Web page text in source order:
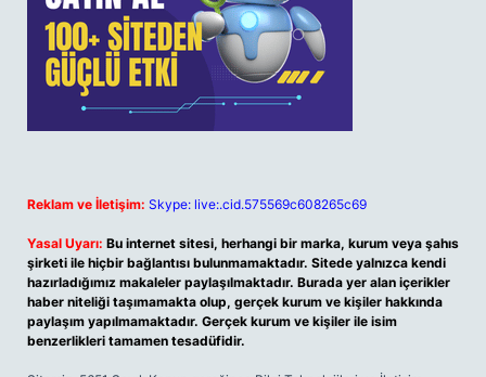
Reklam ve İletişim: Skype: live:.cid.575569c608265c69
Yasal Uyarı: Bu internet sitesi, herhangi bir marka, kurum veya şahıs
şirketi ile hiçbir bağlantısı bulunmamaktadır. Sitede yalnızca kendi
hazırladığımız makaleler paylaşılmaktadır. Burada yer alan içerikler
haber niteliği taşımamakta olup, gerçek kurum ve kişiler hakkında
paylaşım yapılmamaktadır. Gerçek kurum ve kişiler ile isim
benzerlikleri tamamen tesadüfidir.